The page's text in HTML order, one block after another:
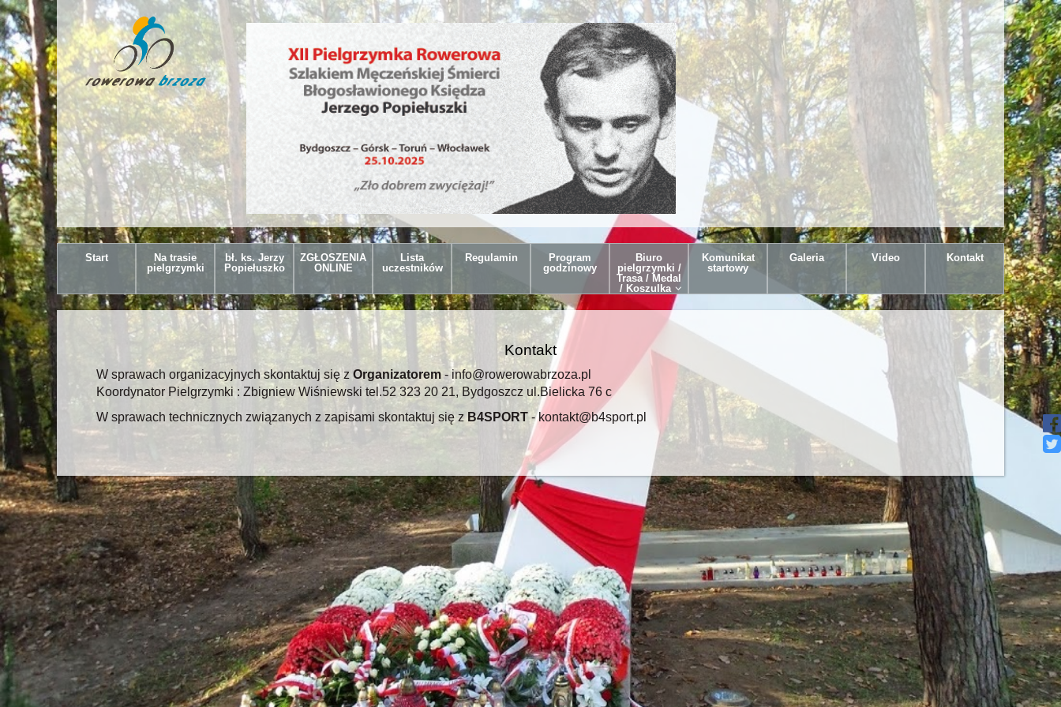
Start
Na trasie
pielgrzymki
bł. ks. Jerzy
Popiełuszko
ZGŁOSZENIA
ONLINE
Lista
uczestników
Regulamin
Program
godzinowy
Biuro
pielgrzymki /
Trasa / Medal
/ Koszulka
Komunikat
startowy
Galeria Video Kontakt
Kontakt
W sprawach organizacyjnych skontaktuj się zOrganizatorem - info@rowerowabrzoza.pl
Koordynator Pielgrzymki : Zbigniew Wiśniewski tel.52 323 20 21, Bydgoszcz ul.Bielicka 76 c
W sprawach technicznych związanych z zapisami skontaktuj się z B4SPORT- kontakt@b4sport.pl